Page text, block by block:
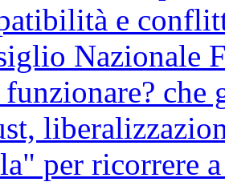
e
Nazionale
funzionare? che
per ricorrere